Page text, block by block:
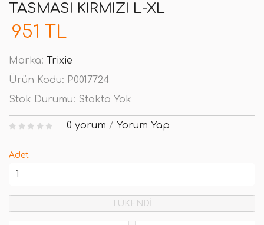
TASMASI KIRMIZI L-XL
951 TL
Marka: Trixie
Ürün Kodu: P0017724
Stok Durumu: Stokta Yok
0 yorum / Yorum Yap
Adet
TÜKENDİ